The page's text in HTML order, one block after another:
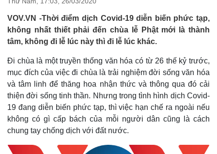
Nhận diện sự thật
Việc làm
Biển đảo
VOV.VN -Thời điểm dịch Covid-19 diễn biến phức tạp,
không nhất thiết phải đến chùa lễ Phật mới là thành
tâm, không đi lễ lúc này thì đi lễ lúc khác.
Đi chùa là một truyền thống văn hóa có từ 26 thế kỷ trước,
mục đích của việc đi chùa là trải nghiệm đời sống văn hóa
và tâm linh để thăng hoa nhận thức và thông qua đó cải
thiện đời sống tinh thần. Nhưng trong tình hình dịch Covid-
19 đang diễn biến phức tạp, thì việc hạn chế ra ngoài nếu
không có gì cấp bách của mỗi người dân cũng là cách
chung tay chống dịch với đất nước.